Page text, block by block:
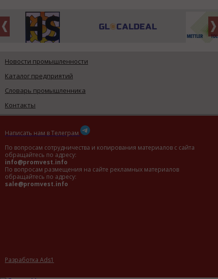
Новости промышленности
Каталог предприятий
Словарь промышленника
Контакты
Написать нам в Телеграм
По вопросам сотрудничества и копирования материалов с сайта
обращайтесь по адресу:
info@promvest.info
По вопросам размещения на сайте рекламных материалов
обращайтесь по адресу:
sale@promvest.info
Разработка Ads1